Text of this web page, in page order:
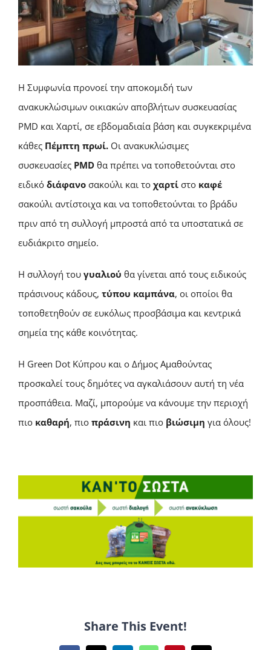
Η Συμφωνία προνοεί την αποκομιδή των
ανακυκλώσιμων οικιακών αποβλήτων συσκευασίας
PMD και Χαρτί, σε εβδομαδιαία βάση και συγκεκριμένα
κάθες Πέμπτη πρωί. Οι ανακυκλώσιμες
συσκευασίες PMD θα πρέπει να τοποθετούνται στο
ειδικό διάφανο σακούλι και το χαρτί στο καφέ
σακούλι αντίστοιχα και να τοποθετούνται το βράδυ
πριν από τη συλλογή μπροστά από τα υποστατικά σε
ευδιάκριτο σημείο.
Η συλλογή του γυαλιού θα γίνεται από τους ειδικούς
πράσινους κάδους, τύπου καμπάνα, οι οποίοι θα
τοποθετηθούν σε ευκόλως προσβάσιμα και κεντρικά
σημεία της κάθε κοινότητας.
Η Green Dot Κύπρου και ο Δήμος Αμαθούντας
προσκαλεί τους δημότες να αγκαλιάσουν αυτή τη νέα
προσπάθεια. Μαζί, μπορούμε να κάνουμε την περιοχή
πιο καθαρή, πιο πράσινη και πιο βιώσιμη για όλους!
Share This Event!